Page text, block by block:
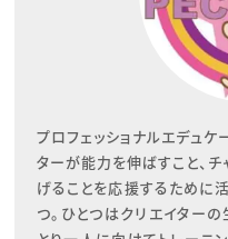
プロフェッショナルエデュケ
ターが能力を伸ばすこと、チ
げることを応援するために
つ。ひとつはクリエイター